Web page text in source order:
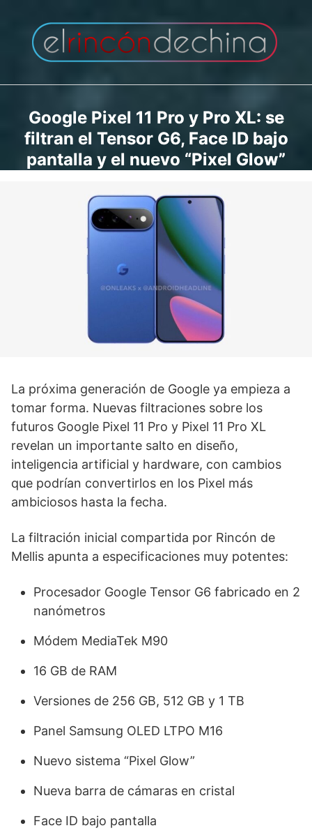
contenido
Google Pixel 11 Pro y Pro XL: se
filtran el Tensor G6, Face ID bajo
pantalla y el nuevo “Pixel Glow”
La próxima generación de Google ya empieza a
tomar forma. Nuevas filtraciones sobre los
futuros Google Pixel 11 Pro y Pixel 11 Pro XL
revelan un importante salto en diseño,
inteligencia artificial y hardware, con cambios
que podrían convertirlos en los Pixel más
ambiciosos hasta la fecha.
La filtración inicial compartida por Rincón de
Mellis apunta a especificaciones muy potentes:
Procesador Google Tensor G6 fabricado en 2
nanómetros
Módem MediaTek M90
16 GB de RAM
Versiones de 256 GB, 512 GB y 1 TB
Panel Samsung OLED LTPO M16
Nuevo sistema “Pixel Glow”
Nueva barra de cámaras en cristal
Face ID bajo pantalla